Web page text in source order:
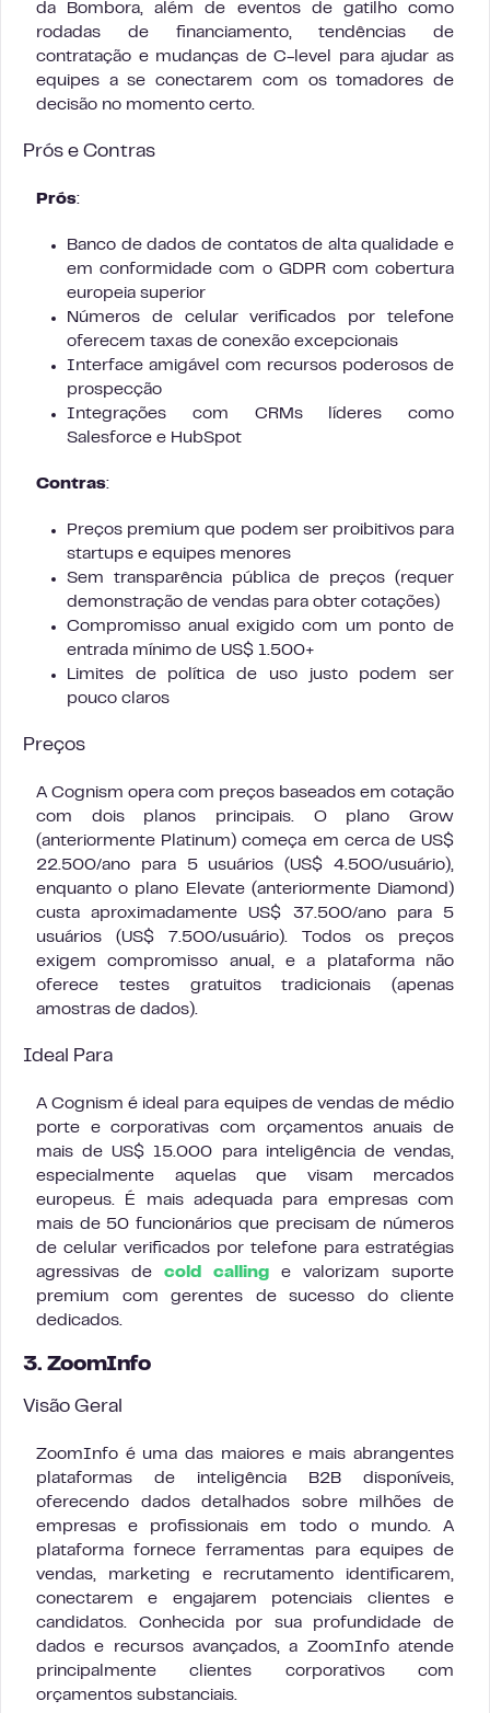
da Bombora, além de eventos de gatilho como
rodadas de financiamento, tendências de
contratação e mudanças de C-level para ajudar as
equipes a se conectarem com os tomadores de
decisão no momento certo.
Prós e Contras
Prós:
Banco de dados de contatos de alta qualidade e
em conformidade com o GDPR com cobertura
europeia superior
Números de celular verificados por telefone
oferecem taxas de conexão excepcionais
Interface amigável com recursos poderosos de
prospecção
Integrações com CRMs líderes como
Salesforce e HubSpot
Contras:
Preços premium que podem ser proibitivos para
startups e equipes menores
Sem transparência pública de preços (requer
demonstração de vendas para obter cotações)
Compromisso anual exigido com um ponto de
entrada mínimo de US$ 1.500+
Limites de política de uso justo podem ser
pouco claros
Preços
A Cognism opera com preços baseados em cotação
com dois planos principais. O plano Grow
(anteriormente Platinum) começa em cerca de US$
22.500/ano para 5 usuários (US$ 4.500/usuário),
enquanto o plano Elevate (anteriormente Diamond)
custa aproximadamente US$ 37.500/ano para 5
usuários (US$ 7.500/usuário). Todos os preços
exigem compromisso anual, e a plataforma não
oferece testes gratuitos tradicionais (apenas
amostras de dados).
Ideal Para
A Cognism é ideal para equipes de vendas de médio
porte e corporativas com orçamentos anuais de
mais de US$ 15.000 para inteligência de vendas,
especialmente aquelas que visam mercados
europeus. É mais adequada para empresas com
mais de 50 funcionários que precisam de números
de celular verificados por telefone para estratégias
agressivas de cold calling e valorizam suporte
premium com gerentes de sucesso do cliente
dedicados.
3. ZoomInfo
Visão Geral
ZoomInfo é uma das maiores e mais abrangentes
plataformas de inteligência B2B disponíveis,
oferecendo dados detalhados sobre milhões de
empresas e profissionais em todo o mundo. A
plataforma fornece ferramentas para equipes de
vendas, marketing e recrutamento identificarem,
conectarem e engajarem potenciais clientes e
candidatos. Conhecida por sua profundidade de
dados e recursos avançados, a ZoomInfo atende
principalmente clientes corporativos com
orçamentos substanciais.